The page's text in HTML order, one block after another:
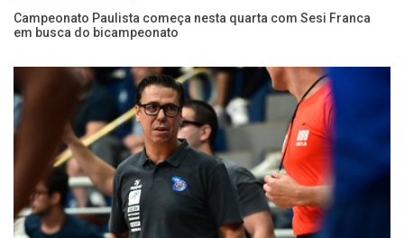
Campeonato Paulista começa nesta quarta com Sesi Franca
em busca do bicampeonato